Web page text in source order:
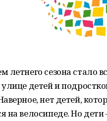
летнего сезона стало
детей и
нет детей,
на велосипеде. Но дети